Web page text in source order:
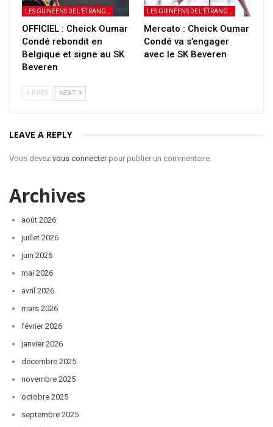
OFFICIEL : Cheick Oumar
Condé rebondit en
Belgique et signe au SK
Beveren
Mercato : Cheick Oumar
Condé va s’engager
avec le SK Beveren
PREV NEXT
LEAVE A REPLY
Vous devez vous connecterpour publier un commentaire.
Archives
août 2026
juillet 2026
juin 2026
mai 2026
avril 2026
mars 2026
février 2026
janvier 2026
décembre 2025
novembre 2025
octobre 2025
septembre 2025